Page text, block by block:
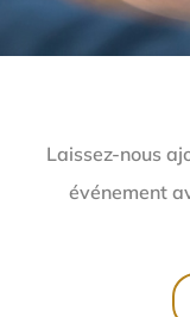
Laissez-nous
événement